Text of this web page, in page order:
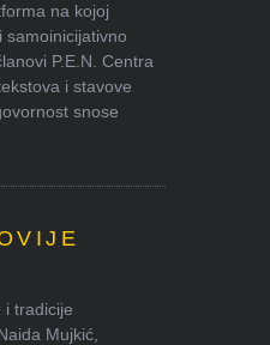
na kojoj
samoinicijativno
P.E.N. Centra
i stavove
snose
i tradicije
Mujkić,